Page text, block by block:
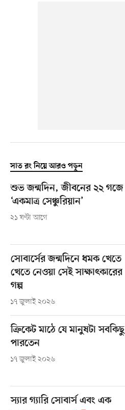
সাত রং নিয়ে আরও পড়ুন
শুভ জন্মদিন, জীবনের ২২ গজে
‘একমাত্র সেঞ্চুরিয়ান’
২১ ঘণ্টা আগে
সোবার্সের জন্মদিনে ধমক খেতে
খেতে নেওয়া সেই সাক্ষাৎকারের
গল্প
১৭ জুলাই ২০২৬
ক্রিকেট মাঠে যে মানুষটা সবকিছু
পারতেন
১৭ জুলাই ২০২৬
স্যার গ্যারি সোবার্স এবং এক